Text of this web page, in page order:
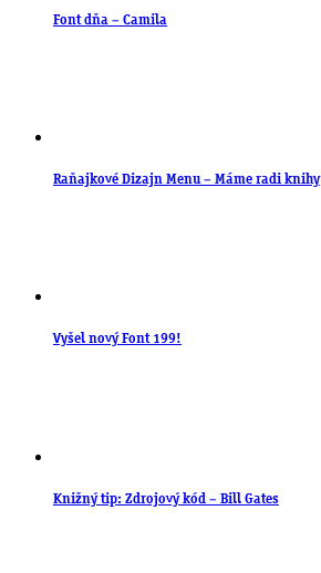
Font dňa – Camila
Raňajkové Dizajn Menu – Máme radi knihy
Vyšel nový Font 199!
Knižný tip: Zdrojový kód – Bill Gates